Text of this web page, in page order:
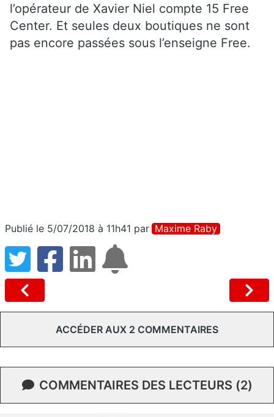
l’opérateur de Xavier Niel compte 15 Free
Center. Et seules deux boutiques ne sont
pas encore passées sous l’enseigne Free.
Publié le 5/07/2018 à 11h41 par Maxime Raby
ACCÉDER AUX 2 COMMENTAIRES
COMMENTAIRES DES LECTEURS (2)